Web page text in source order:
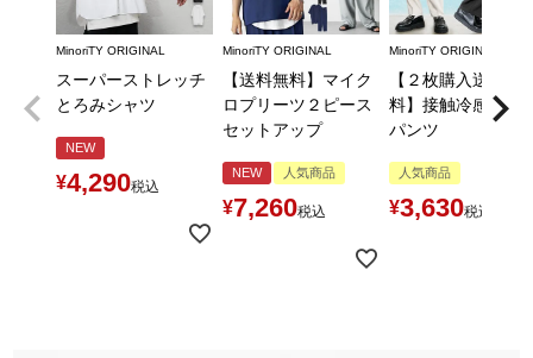
MinoriTY ORIGINAL
スーパーストレッチ
とろみシャツ
NEW
¥4,290税込
MinoriTY ORIGINAL
【送料無料】マイク
ロプリーツ２ピース
セットアップ
NEW 人気商品
¥7,260税込
MinoriTY ORIGINAL
【２枚購入送料無
料】接触冷感とろ
パンツ
人気商品
¥3,630税込